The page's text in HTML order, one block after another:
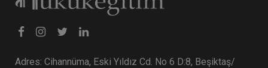
Adres: Cihannüma, Eski Yıldız Cd. No 6 D:8, Beşiktaş/